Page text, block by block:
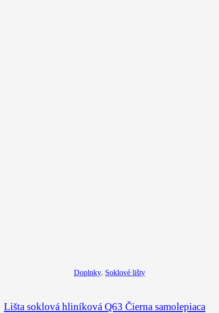
Doplnky, Soklové lišty
Lišta soklová hliníková Q63 Čierna samolepiaca